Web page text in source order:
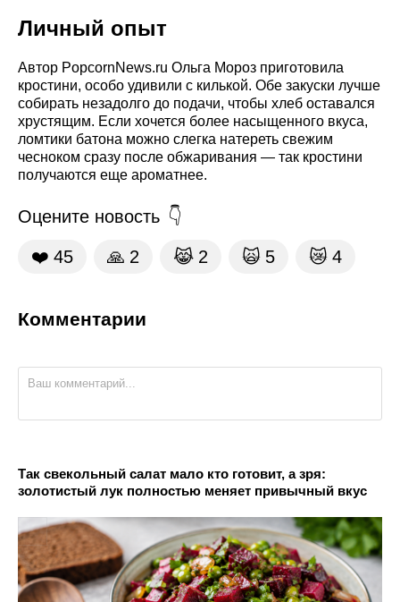
Личный опыт
Автор PopcornNews.ru Ольга Мороз приготовила
кростини, особо удивили с килькой. Обе закуски лучше
собирать незадолго до подачи, чтобы хлеб оставался
хрустящим. Если хочется более насыщенного вкуса,
ломтики батона можно слегка натереть свежим
чесноком сразу после обжаривания — так кростини
получаются еще ароматнее.
Оцените новость
❤️ 45 🙏 2 😹 2 🙀 5 😿 4
Комментарии
Так свекольный салат мало кто готовит, а зря:
золотистый лук полностью меняет привычный вкус